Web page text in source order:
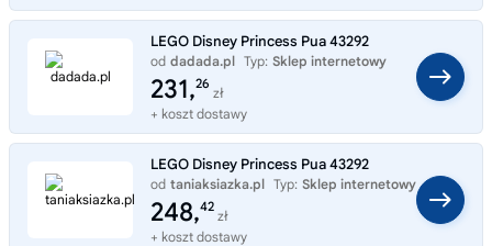
LEGO Disney Princess Pua 43292
od dadada.pl Typ: Sklep internetowy
231,26
zł
+ koszt dostawy
LEGO Disney Princess Pua 43292
od taniaksiazka.pl Typ: Sklep internetowy
248,42
zł
+ koszt dostawy